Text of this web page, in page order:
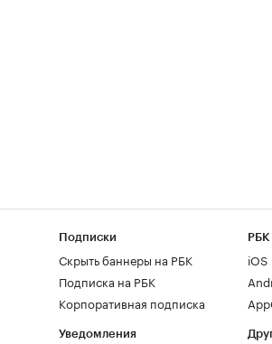
Подписки
Скрыть баннеры на РБК
Подписка на РБК
Корпоративная подписка
Уведомления
РБК
iOS